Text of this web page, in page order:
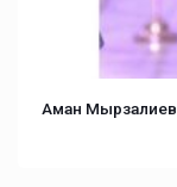
Аман Мырзалиев